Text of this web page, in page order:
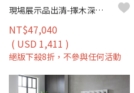
現場展示品出清-擇木深耕-米菲L型貓抓布沙發
NT$47,040
( USD 1,411 )
絕版下殺8折，不參與任何活動